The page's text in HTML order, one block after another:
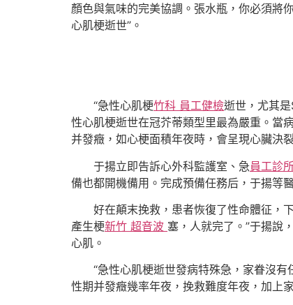
顏色與氣味的完美協調。張水瓶，你必須將
心肌梗逝世”。
“急性心肌梗竹科 員工健檢逝世，尤其
性心肌梗逝世在冠芥蒂類型里最為嚴重。當
并發癥，如心梗面積年夜時，會呈現心臟決
于揚立即告訴心外科監護室、急員工診
備也都開機備用。完成預備任務后，于揚等
好在顛末挽救，患者恢復了性命體征，
產生梗新竹 超音波 塞，人就完了。”于揚說，
心肌。
“急性心肌梗逝世發病特殊急，家眷沒
性期并發癥幾率年夜，挽救難度年夜，加上